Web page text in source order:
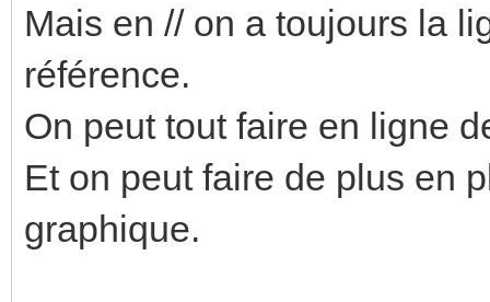
Mais en // on a toujours la
référence.
On peut tout faire en ligne
Et on peut faire de plus en
graphique.